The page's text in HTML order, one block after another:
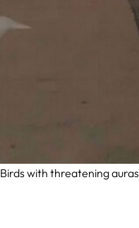
Birds with threatening auras